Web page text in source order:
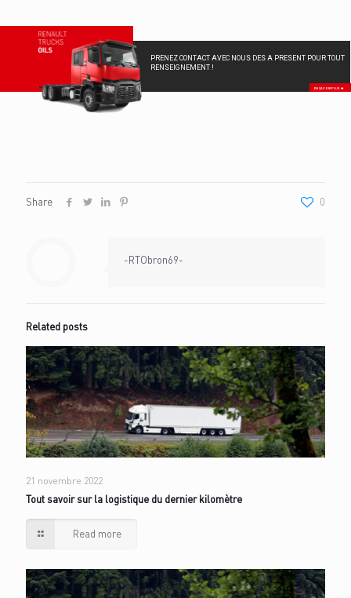
PRENEZ CONTACT AVEC NOUS DES A PRESENT POUR TOUT
RENSEIGNEMENT !
EN SAVOIR PLUS
Share 0
-RTObron69-
Related posts
21 novembre 2022
Tout savoir sur la logistique du dernier kilomètre
Read more